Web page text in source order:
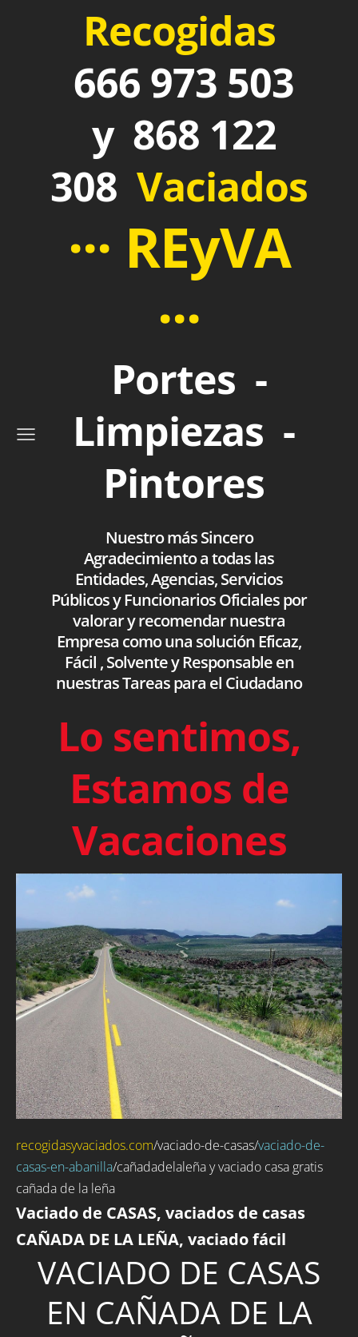
Recogidas
666 973 503
y 868 122
308 Vaciados
··· REyVA
···
Portes -
Limpiezas -
Pintores
Nuestro más Sincero
Agradecimiento a todas las
Entidades, Agencias, Servicios
Públicos y Funcionarios Oficiales por
valorar y recomendar nuestra
Empresa como una solución Eficaz,
Fácil , Solvente y Responsable en
nuestras Tareas para el Ciudadano
Lo sentimos,
Estamos de
Vacaciones
recogidasyvaciados.com/vaciado-de-casas/vaciado-de-
casas-en-abanilla/cañadadelaleña y vaciado casa gratis
cañada de la leña
Vaciado de CASAS, vaciados de casas
CAÑADA DE LA LEÑA, vaciado fácil
VACIADO DE CASAS
EN CAÑADA DE LA